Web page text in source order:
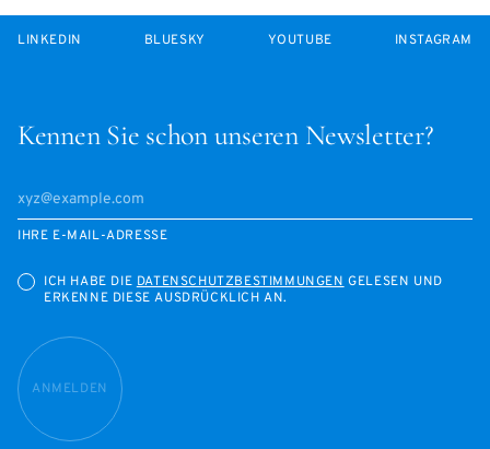
Kennen Sie schon unseren Newsletter?
IHRE E-MAIL-ADRESSE
ICH HABE DIE DATENSCHUTZBESTIMMUNGEN GELESEN UND
ERKENNE DIESE AUSDRÜCKLICH AN.
ANMELDEN
LINKEDIN BLUESKY YOUTUBE INSTAGRAM